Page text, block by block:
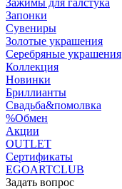
Зажимы для галстука
Запонки
Сувениры
Золотые украшения
Серебряные украшения
Коллекция
Новинки
Бриллианты
Свадьба&помолвка
%Обмен
Акции
OUTLET
Сертификаты
EGOARTCLUB
Задать вопрос